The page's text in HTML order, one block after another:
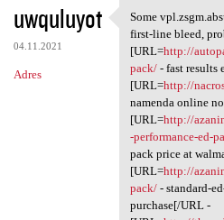
uwquluyot
04.11.2021
Adres
Some
Some
first-line bleed,
[URL=http://
pack/- fast results
[URL=http://
namenda online
[URL=http://
-performance-ed-
pack price at
[URL=http://
pack/- standard-
purchase[/URL -